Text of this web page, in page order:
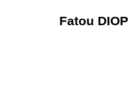
Fatou DIOP